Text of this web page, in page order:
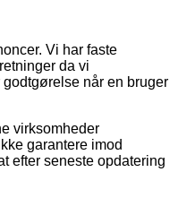
Vi har faste
da vi
når en bruger
virksomheder
garantere imod
efter seneste opdatering